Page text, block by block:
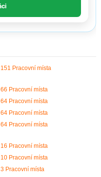
151 Pracovní místa
66 Pracovní místa
64 Pracovní místa
64 Pracovní místa
64 Pracovní místa
16 Pracovní místa
10 Pracovní místa
3 Pracovní místa